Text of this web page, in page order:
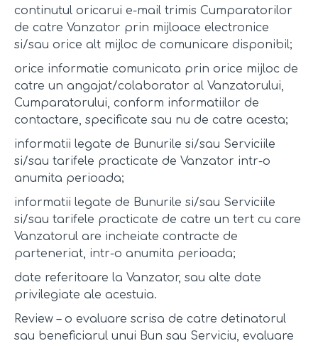
continutul oricarui e-mail trimis Cumparatorilor
de catre Vanzator prin mijloace electronice
si/sau orice alt mijloc de comunicare disponibil;
orice informatie comunicata prin orice mijloc de
catre un angajat/colaborator al Vanzatorului,
Cumparatorului, conform informatiilor de
contactare, specificate sau nu de catre acesta;
informatii legate de Bunurile si/sau Serviciile
si/sau tarifele practicate de Vanzator intr-o
anumita perioada;
informatii legate de Bunurile si/sau Serviciile
si/sau tarifele practicate de catre un tert cu care
Vanzatorul are incheiate contracte de
parteneriat, intr-o anumita perioada;
date referitoare la Vanzator, sau alte date
privilegiate ale acestuia.
Review – o evaluare scrisa de catre detinatorul
sau beneficiarul unui Bun sau Serviciu, evaluare